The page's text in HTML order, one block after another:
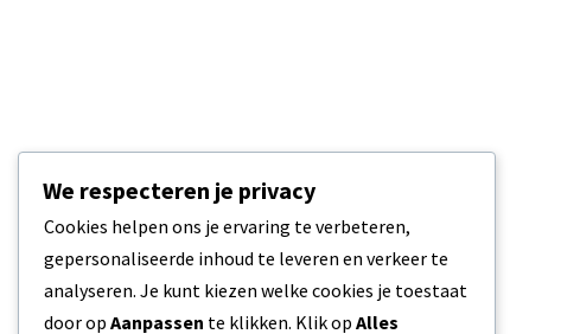
We respecteren je privacy
Cookies helpen ons je ervaring te verbeteren,
gepersonaliseerde inhoud te leveren en verkeer te
analyseren. Je kunt kiezen welke cookies je toestaat
door op Aanpassen te klikken. Klik op Alles